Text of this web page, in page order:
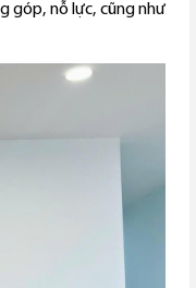
góp, nỗ lực, cũng như